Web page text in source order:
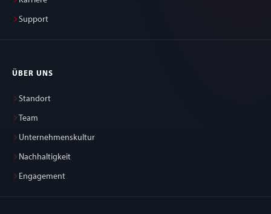
Support
ÜBER UNS
Standort
Team
Unternehmenskultur
Nachhaltigkeit
Engagement